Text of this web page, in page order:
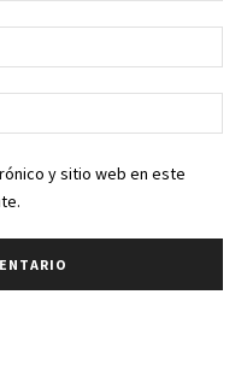
y sitio web en este